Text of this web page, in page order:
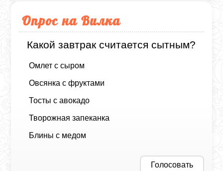
Опрос на Вилка
Какой завтрак считается сытным?
Омлет с сыром
Овсянка с фруктами
Тосты с авокадо
Творожная запеканка
Блины с медом
Голосовать